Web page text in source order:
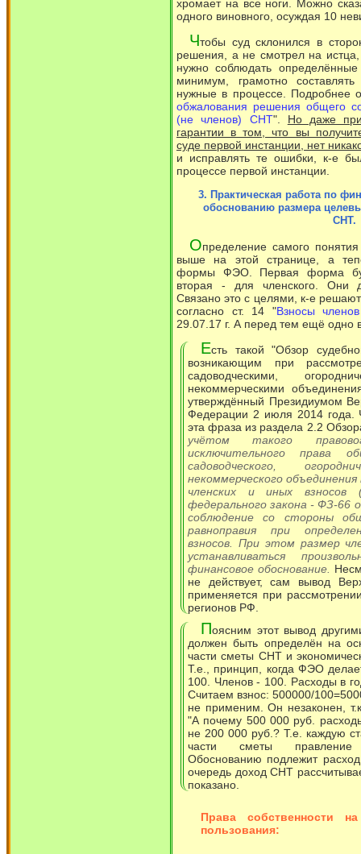
хромает на все ноги. Можно
одного виновного, осуждая 10
Чтобы суд склонился в
решения, а не смотрел на
нужно соблюдать
минимум, грамотно
нужные в процессе. Подробнее
обжалования решения общего
(не членов) СНТ". Но даже
гарантии в том, что вы
суде первой инстанции, нет
и исправлять те ошибки, к-е
процессе первой инстанции.
3. Практическая работа по
обоснованию размера
СНТ.
Определение самого
выше на этой странице, а
формы ФЭО. Первая форма
вторая - для членского. Они
Связано это с целями, к-е
согласно ст. 14 "Взносы
29.07.17 г. А перед тем ещё одно
Есть такой "Обзор
возникающим при
садоводческими,
некоммерческими
утверждённый Президиумом
Федерации 2 июля 2014 года.
эта фраза из раздела 2.2
учётом такого
исключительного права
садоводческого,
некоммерческого
членских и иных взносов
федерального закона - ФЗ-66
соблюдение со стороны
равноправия при
взносов. При этом размер
устанавливаться
финансовое обоснование.
не действует, сам вывод
применяется при
регионов РФ.
Поясним этот вывод
должен быть определён на
части сметы СНТ и
Т.е., принцип, когда ФЭО
100. Членов - 100. Расходы в
Считаем взнос: 500000/
не применим. Он незаконен,
"А почему 500 000 руб.
не 200 000 руб.? Т.е. каждую
части сметы правление
Обоснованию подлежит
очередь доход СНТ
показано.
Права собственности
пользования: